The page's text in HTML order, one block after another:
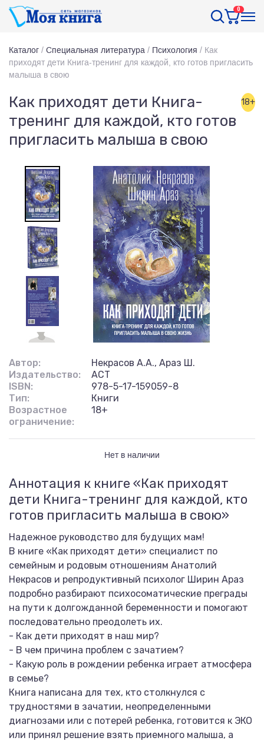
0
Каталог / Специальная литература / Психология / Как
приходят дети Книга-тренинг для каждой, кто готов пригласить
малыша в свою
Как приходят дети Книга-
тренинг для каждой, кто готов
пригласить малыша в свою
18+
Автор:
Некрасов А.А., Араз Ш.
Издательство:
АСТ
ISBN:
978-5-17-159059-8
Тип:
Книги
Возрастное
ограничение:
18+
Нет в наличии
Аннотация к книге «Как приходят
дети Книга-тренинг для каждой, кто
готов пригласить малыша в свою»
Надежное руководство для будущих мам!
В книге «Как приходят дети» специалист по
семейным и родовым отношениям Анатолий
Некрасов и репродуктивный психолог Ширин Араз
подробно разбирают психосоматические преграды
на пути к долгожданной беременности и помогают
последовательно преодолеть их.
- Как дети приходят в наш мир?
- В чем причина проблем с зачатием?
- Какую роль в рождении ребенка играет атмосфера
в семье?
Книга написана для тех, кто столкнулся с
трудностями в зачатии, неопределенными
диагнозами или с потерей ребенка, готовится к ЭКО
или принял решение взять приемного малыша, а